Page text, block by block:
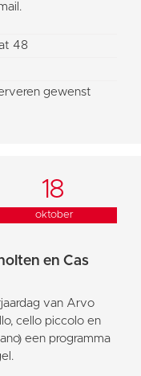
48
gewenst
18
oktober
en Cas
van Arvo
cello piccolo en
een programma